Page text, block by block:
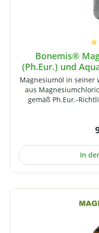
Durchschnittliche
Bonemis®
(Ph.Eur.) und
Magnesiumöl in seiner
aus
gemäß Ph.Eur.-
Magnesiumöl enthält
seiner öligen
jedoch kein Öl im
In